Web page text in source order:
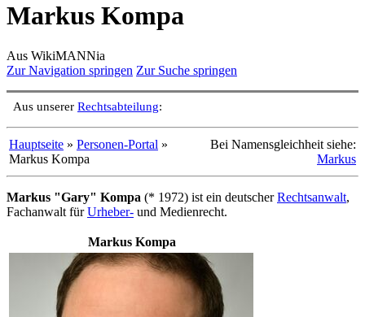
Markus Kompa
Aus WikiMANNia
Zur Navigation springen Zur Suche springen
Aus unserer Rechtsabteilung:
Hauptseite » Personen-Portal »
Markus Kompa
Bei Namensgleichheit siehe:
Markus
Markus "Gary" Kompa (* 1972) ist ein deutscherRechtsanwalt,
Fachanwalt fürUrheber- und Medienrecht.
Markus Kompa